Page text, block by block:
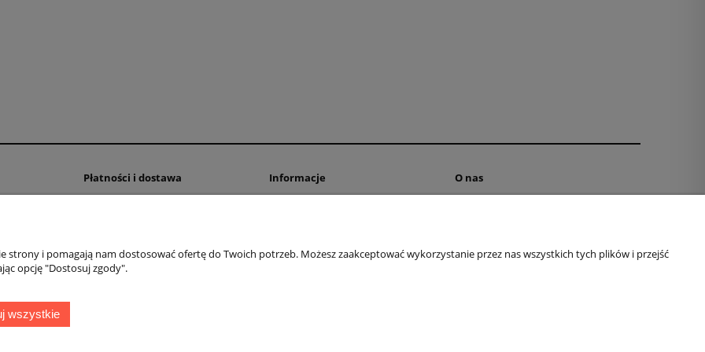
Płatności i dostawa
Czas i koszty dostawy
Czas realizacji zamówienia
Informacje
Pomoc w rozwiązaniu
O nas
O firmie
strony i pomagają nam dostosować ofertę do Twoich potrzeb. Możesz zaakceptować wykorzystanie przez nas wszystkich tych plików i przejść
opcję "Dostosuj zgody".
wszystkie